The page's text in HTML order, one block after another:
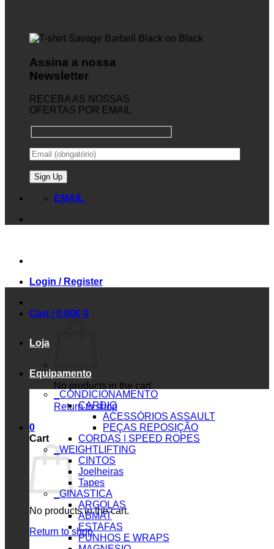
Assina a nossa
Newsletter
RECEBA AS NOSSAS
OFERTAS POR EMAIL
EMAIL
Login / Register
Cart /0.00€ 0
No products in the cart.
Return to shop
0
Cart
No products in the cart.
Return to shop
Loja
Equipamento
_CONDICIONAMENTO
CARDIO
ACESSÓRIOS ASSAULT
PEÇAS REPOSIÇÃO
CORDAS | SPEED ROPES
_WEIGHTLIFTING
CINTOS
Joelheiras
Tapes
_GINASTICA
ARGOLAS
ABMAT
ESTAFAS
PUNHOS E WRAPS